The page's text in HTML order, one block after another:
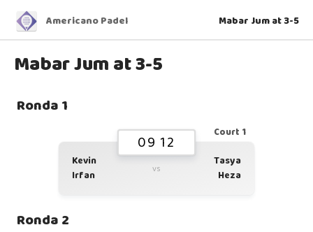
Americano Padel Mabar Jum at 3-5
Mabar Jum at 3-5
Ronda 1
Court 1
09 12
Kevin
Irfan
vs
Tasya
Heza
Ronda 2